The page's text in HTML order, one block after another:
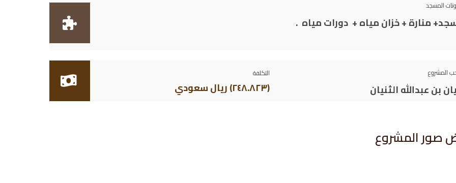
المسجد
منارة + خزان مياه + دورات مياه .
المشروع
بن عبدالله الثنيان
التكلفة
(٢٤٨.٨٢٣) ريال سعودي
صور المشروع​